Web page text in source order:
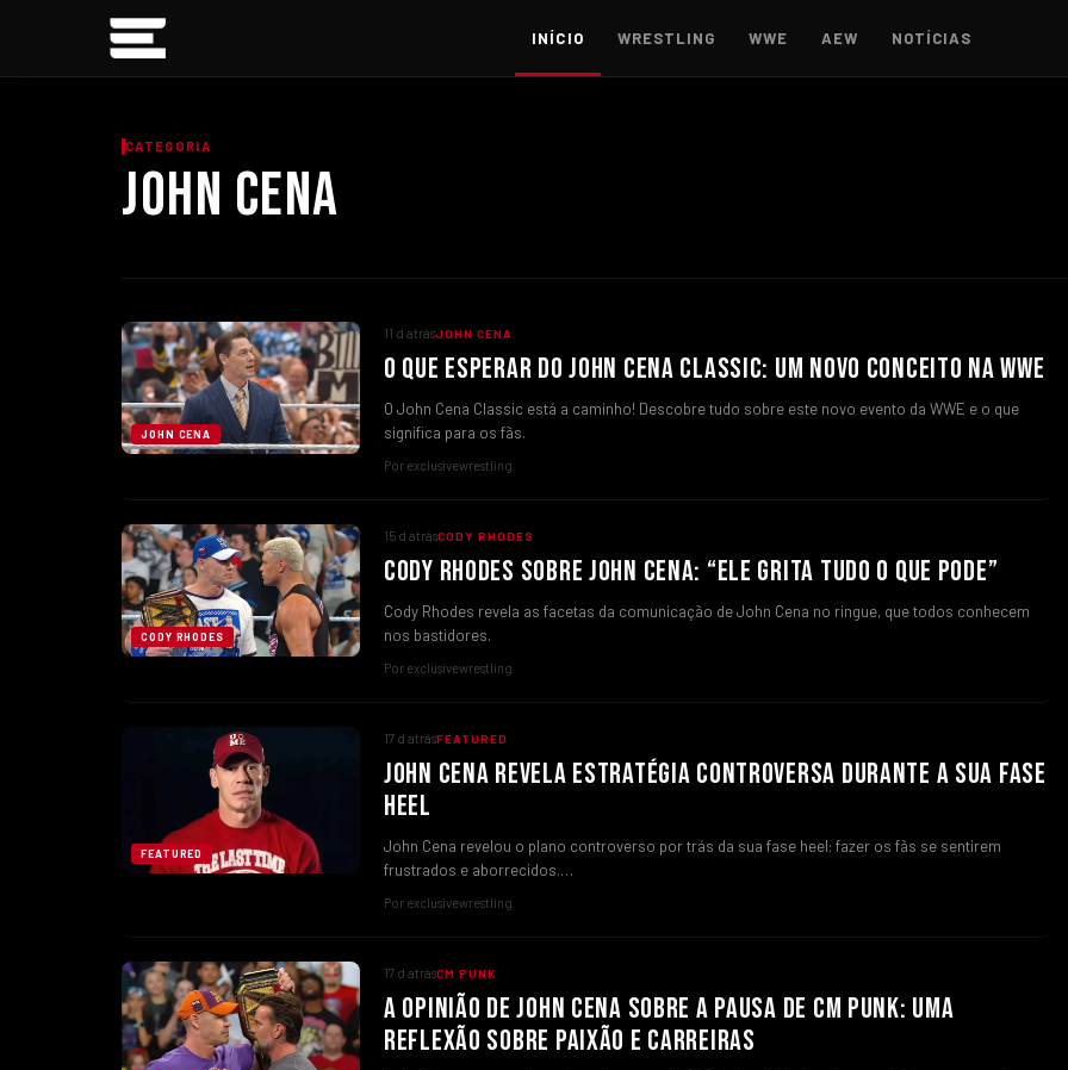
INÍCIO WRESTLING WWE AEW NOTÍCIAS
CATEGORIA
JOHN CENA
JOHN CENA
11 d atrásJOHN CENA
O QUE ESPERAR DO JOHN CENA CLASSIC: UM NOVO CONCEITO NA WWE
O John Cena Classic está a caminho! Descobre tudo sobre este novo evento da WWE e o que
significa para os fãs.
Por exclusivewrestling
CODY RHODES
15 d atrásCODY RHODES
CODY RHODES SOBRE JOHN CENA: “ELE GRITA TUDO O QUE PODE”
Cody Rhodes revela as facetas da comunicação de John Cena no ringue, que todos conhecem
nos bastidores.
Por exclusivewrestling
FEATURED
17 d atrásFEATURED
JOHN CENA REVELA ESTRATÉGIA CONTROVERSA DURANTE A SUA FASE
HEEL
John Cena revelou o plano controverso por trás da sua fase heel: fazer os fãs se sentirem
frustrados e aborrecidos.…
Por exclusivewrestling
17 d atrásCM PUNK
A OPINIÃO DE JOHN CENA SOBRE A PAUSA DE CM PUNK: UMA
REFLEXÃO SOBRE PAIXÃO E CARREIRAS